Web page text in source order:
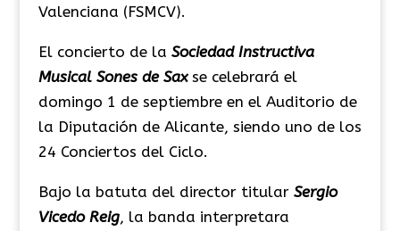
Valenciana (FSMCV).
El concierto de la Sociedad Instructiva
Musical Sones de Sax se celebrará el
domingo 1 de septiembre en el Auditorio de
la Diputación de Alicante, siendo uno de los
24 Conciertos del Ciclo.
Bajo la batuta del director titular Sergio
Vicedo Reig, la banda interpretara